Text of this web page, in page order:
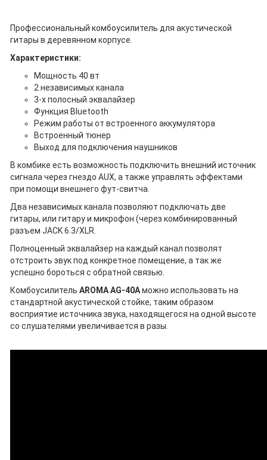
Профессиональный комбоусилитель для акустической
гитары в деревянном корпусе.
Характеристики:
Мощность 40 вт
2 независимых канала
3-х полосный эквалайзер
Функция Bluetooth
Режим работы от встроенного аккумулятора
Встроенный тюнер
Выход для подключения наушников
В комбике есть возможность подключить внешний источник
сигнала через гнездо AUX, а также управлять эффектами
при помощи внешнего фут-свитча.
Два независимых канала позволяют подключать две
гитары, или гитару и микрофон (через комбинированный
разъем JACK 6.3/XLR.
Полноценный эквалайзер на каждый канал позволят
отстроить звук под конкретное помещение, а так же
успешно бороться с обратной связью.
КомбоусилительAROMA AG-40Aможно использовать на
стандартной акустической стойке, таким образом
восприятие источника звука, находящегося на одной высоте
со слушателями увеличивается в разы.